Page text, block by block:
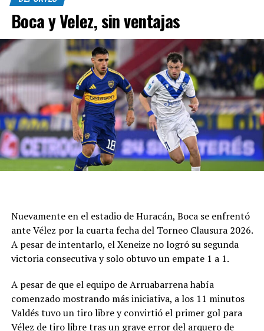
Sin embargo, lo único que pasó fue un remate de Rivero
que se fue por encima del travesaño.
El complemento no tuvo muchas emociones. La más
clara fue para Círculo en una gran jugada entre Basani y
Juárez que, el autor del gol, tocó por encima del arquero
que reaccionó de gran manera para evitar un golazo.
Más allá de necesitar la igualda, los sureños querían
pero no podían y sólo inquietaron con un cabezazo de
Cucchi que controló con esfuerzo Fernández.
La necesidad hizo que Círculo no pudiera defenderse
tanto con la pelota y sufrió por una desventaja corta,
buscar algo en dos fechas como visitante, frente a
Deportivo Rincón el miércoles y luego en San Luis ante
Juventud Unida Universitario.
Síntesis
Círculo Deportivo (1): Pedro Fernández; Julián Vílchez,
Facundo Rojas, Jano Martínez y Rodrigo Torres; Joaquín
Bassani, Francisco Grahl, Ramiro Banchio y Marco
Boca y Velez, sin ventajas
Nuevamente en el estadio de Huracán, Boca se enfrentó
ante Vélez por la cuarta fecha del Torneo Clausura 2026.
A pesar de intentarlo, el Xeneize no logró su segunda
victoria consecutiva y solo obtuvo un empate 1 a 1.
A pesar de que el equipo de Arruabarrena había
comenzado mostrando más iniciativa, a los 11 minutos
Valdés tuvo un tiro libre y convirtió el primer gol para
Vélez de tiro libre tras un grave error del arquero de